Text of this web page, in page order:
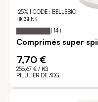
-25% | CODE : BELLEBIO
BIOSENS
Notation: 97%
( 14 )
Comprimés super
7,70 €
256,67 € / KG
PILULIER DE 30G